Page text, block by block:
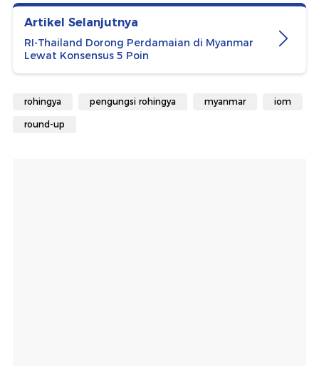
Artikel Selanjutnya
RI-Thailand Dorong Perdamaian di Myanmar
Lewat Konsensus 5 Poin
rohingya pengungsi rohingya myanmar iom
round-up